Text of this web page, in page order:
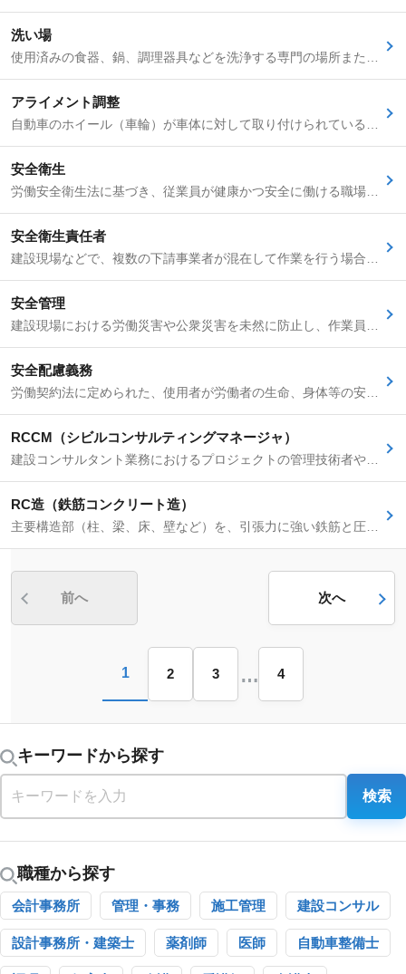
洗い場
使用済みの食器、鍋、調理器具などを洗浄する専門の場所または業務です。洗い場の作業が滞ると厨房全体の機能が停止するため、目立たないながらも極めて重要な役割を担います。スピードと効率性が求められ、新人調理師が最初に担当することも多くあります。
アライメント調整
自動車のホイール（車輪）が車体に対して取り付けられている様々な角度（主にトー角、キャンバー角、キャスター角など）を、メーカーが定める基準値に精密に調整する作業です。「ホイールアライメント調整」とも呼ばれます。縁石への乗り上げ、事故による足回りの損傷、サスペンション部品の交換、車高の変更などによってアライメントは狂うことがあり、これを適正な状態に調整することで、直進安定性の向上、タイヤの偏摩耗防止、燃費の改善、ステアリング操作感の改善などが期待できます。専用のコンピュータ化されたアライメントテスターを使用して測定と調整が行われます。
安全衛生
労働安全衛生法に基づき、従業員が健康かつ安全に働ける職場環境を確保し、労働災害を防止するための一連の活動です。機械設備による負傷事故を防ぐ「労働安全」と、有害物質や過重労働から健康を守る「労働衛生」の二つの側面があります。具体的な活動には5S活動や危険予知訓練（KYT）、ヒヤリハット報告などがあり、企業の持続的成長に不可欠な要素です。
安全衛生責任者
建設現場などで、複数の下請事業者が混在して作業を行う場合に、労働者の安全と健康を確保するために、統括安全衛生責任者との連絡調整、下請事業者間の連絡調整、作業場所の巡視、危険箇所への立入禁止措置、災害発生時の措置などを職務とする者です。通常、各下請事業者の職長（作業主任者）などが選任され、労働安全衛生法に基づき、現場の安全管理体制の一翼を担います。
安全管理
建設現場における労働災害や公衆災害を未然に防止し、作業員および第三者の安全と健康を確保するための計画的かつ組織的な活動全般を指します。具体的には、危険予知活動（KY活動）の日常的な実施、安全衛生計画の策定と周知、新規入場者教育や職長教育などの安全教育の実施、ヘルメットや安全帯などの保護具の着用徹底、足場・型枠支保工・建設機械などの安全点検、現場の安全パトロール、ヒヤリハット事例の収集と対策検討、災害発生時の対応体制の整備などが含まれます。労働安全衛生法に基づき、安全衛生責任者や統括安全衛生責任者の選任・指揮も重要となります。施工管理技士の最も重要な職務の一つであり、工程管理、品質管理、原価管理と並ぶ4大管理の一つです。
安全配慮義務
労働契約法に定められた、使用者が労働者の生命、身体等の安全を確保しつつ労働することができるよう、必要な配慮をする義務のことです。作業環境の整備や健康診断の実施といった物理的な安全確保だけでなく、長時間労働の抑制やハラスメント防止など、労働者の心身の健康を守るための配慮も含まれます。
RCCM（シビルコンサルティングマネージャ）
建設コンサルタント業務におけるプロジェクトの管理技術者や照査技術者として必要な専門知識、技術力、実務能力を有することを認定する民間資格。「Registered Civil Engineering Consulting Manager」の略。技術士と並び、特に公共事業の調査・計画・設計業務における責任者としての能力を示す重要な資格とされ、実務経験が重視されます。4年ごとの登録更新制度があり、CPD単位の取得と講習受講が必須です。
RC造（鉄筋コンクリート造）
主要構造部（柱、梁、床、壁など）を、引張力に強い鉄筋と圧縮力に強いコンクリートを一体化させて構成する建築構造のことです。「Reinforced Concrete」の略。高い耐久性、耐火性、耐震性、遮音性を持ち、中高層のマンションやビル、橋梁などの土木構造物に広く採用されています。施工管理者は、鉄筋の配筋検査やコンクリートの打設管理など、RC造特有の品質管理に注意を払う必要があります。関連用語として、S造（鉄骨造）、SRC造（鉄骨鉄筋コンクリート造）があります。
前へ 次へ
1 2 3 … 4
キーワードから探す
検索
職種から探す
会計事務所 管理・事務 施工管理 建設コンサル
設計事務所・建築士 薬剤師 医師 自動車整備士